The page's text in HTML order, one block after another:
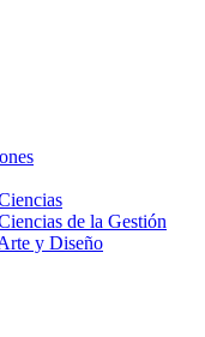
de la Gestión
y Diseño